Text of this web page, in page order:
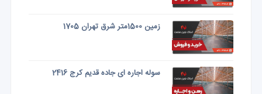
زمین 1500متر شرق تهران 1705
سوله اجاره ای جاده قدیم کرج 2416